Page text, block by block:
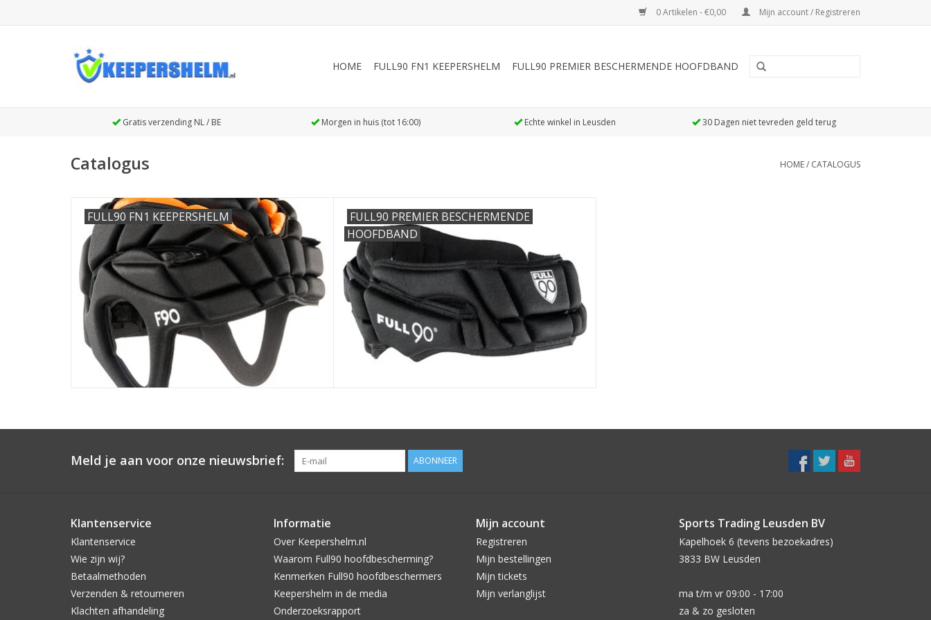
0 Artikelen - €0,00 Mijn account / Registreren
HOME FULL90 FN1 KEEPERSHELM FULL90 PREMIER BESCHERMENDE HOOFDBAND
Gratis verzending NL / BE Morgen in huis (tot 16:00) Echte winkel in Leusden 30 Dagen niet tevreden geld terug
Catalogus HOME/ CATALOGUS
FULL90 FN1 KEEPERSHELM
FULL90 PREMIER BESCHERMENDE
HOOFDBAND
Meld je aan voor onze nieuwsbrief: ABONNEER
Klantenservice
Klantenservice
Wie zijn wij?
Betaalmethoden
Verzenden & retourneren
Klachten afhandeling
Informatie
Over Keepershelm.nl
Waarom Full90 hoofdbescherming?
Kenmerken Full90 hoofdbeschermers
Keepershelm in de media
Onderzoeksrapport
Mijn account
Registreren
Mijn bestellingen
Mijn tickets
Mijn verlanglijst
Sports Trading Leusden BV
Kapelhoek 6 (tevens bezoekadres)
3833 BW Leusden
ma t/m vr 09:00 - 17:00
za & zo gesloten